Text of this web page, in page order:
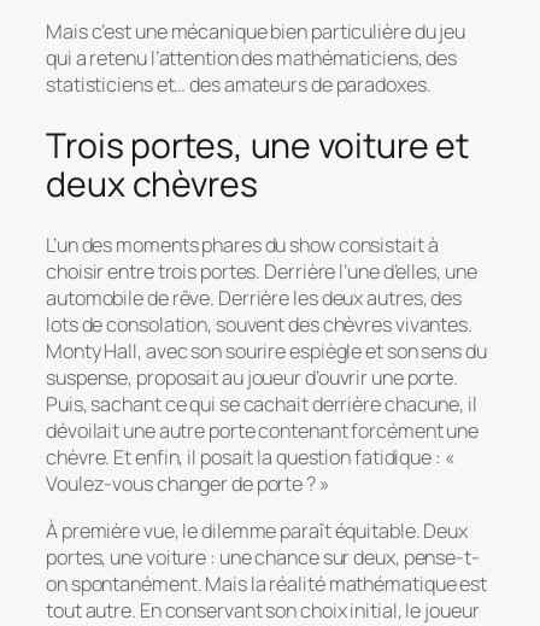
Mais c’est une mécanique bien particulière du jeu
qui a retenu l’attention des mathématiciens, des
statisticiens et… des amateurs de paradoxes.
Trois portes, une voiture et
deux chèvres
L’un des moments phares du show consistait à
choisir entre trois portes. Derrière l’une d’elles, une
automobile de rêve. Derrière les deux autres, des
lots de consolation, souvent des chèvres vivantes.
Monty Hall, avec son sourire espiègle et son sens du
suspense, proposait au joueur d’ouvrir une porte.
Puis, sachant ce qui se cachait derrière chacune, il
dévoilait une autre porte contenant forcément une
chèvre. Et enfin, il posait la question fatidique : «
Voulez-vous changer de porte ? »
À première vue, le dilemme paraît équitable. Deux
portes, une voiture : une chance sur deux, pense-t-
on spontanément. Mais la réalité mathématique est
tout autre. En conservant son choix initial, le joueur